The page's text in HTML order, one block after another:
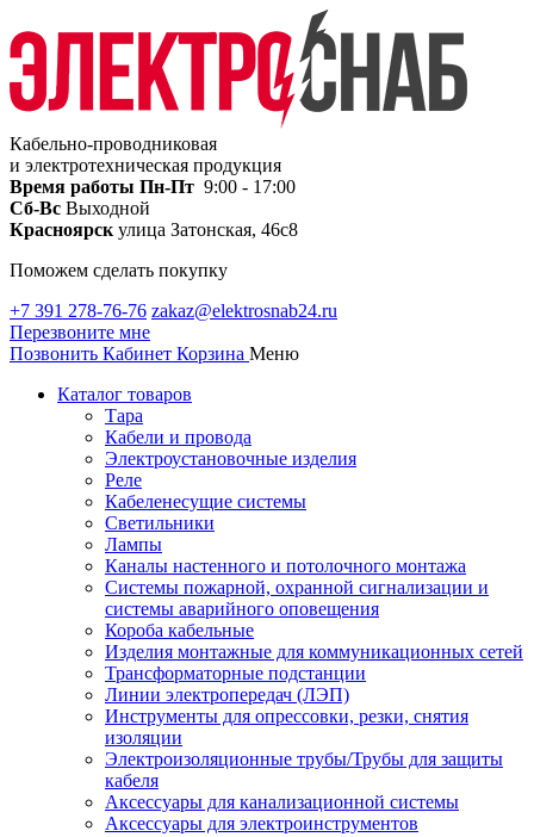
Кабельно-проводниковая
и электротехническая продукция
Время работы Пн-Пт 9:00 - 17:00
Сб-Вс Выходной
Красноярск улица Затонская, 46с8
Поможем сделать покупку
+7 391 278-76-76 zakaz@elektrosnab24.ru
Перезвоните мне
Позвонить Кабинет Корзина Меню
Каталог товаров
Тара
Кабели и провода
Электроустановочные изделия
Реле
Кабеленесущие системы
Светильники
Лампы
Каналы настенного и потолочного монтажа
Системы пожарной, охранной сигнализации и
системы аварийного оповещения
Короба кабельные
Изделия монтажные для коммуникационных сетей
Трансформаторные подстанции
Линии электропередач (ЛЭП)
Инструменты для опрессовки, резки, снятия
изоляции
Электроизоляционные трубы/Трубы для защиты
кабеля
Аксессуары для канализационной системы
Аксессуары для электроинструментов